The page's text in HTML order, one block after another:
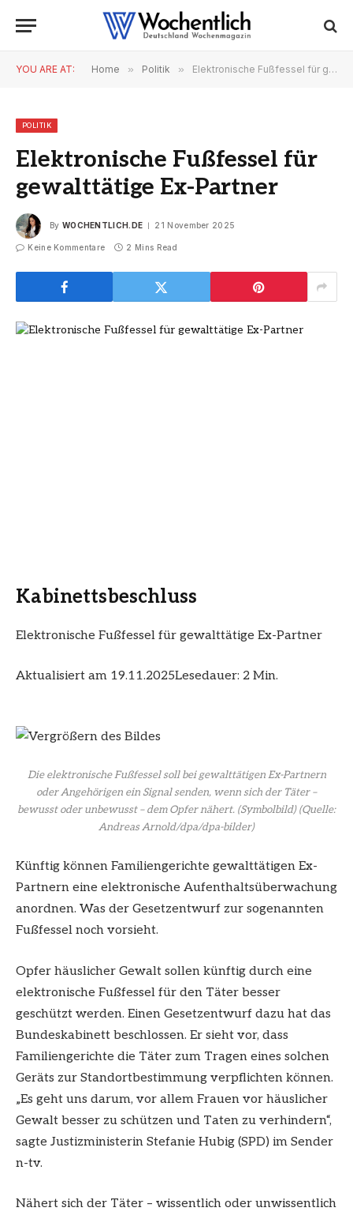
YOU ARE AT: Home » Politik » Elektronische Fußfessel für gewalttätige Ex-Partner
POLITIK
Elektronische Fußfessel für
gewalttätige Ex-Partner
By WOCHENTLICH.DE 21 November 2025
Keine Kommentare 2 Mins Read
Kabinettsbeschluss
Elektronische Fußfessel für gewalttätige Ex-Partner
Aktualisiert am 19.11.2025Lesedauer: 2 Min.
Die elektronische Fußfessel soll bei gewalttätigen Ex-Partnern
oder Angehörigen ein Signal senden, wenn sich der Täter –
bewusst oder unbewusst – dem Opfer nähert. (Symbolbild)(Quelle:
Andreas Arnold/dpa/dpa-bilder)
Künftig können Familiengerichte gewalttätigen Ex-
Partnern eine elektronische Aufenthaltsüberwachung
anordnen. Was der Gesetzentwurf zur sogenannten
Fußfessel noch vorsieht.
Opfer häuslicher Gewalt sollen künftig durch eine
elektronische Fußfessel für den Täter besser
geschützt werden. Einen Gesetzentwurf dazu hat das
Bundeskabinett beschlossen. Er sieht vor, dass
Familiengerichte die Täter zum Tragen eines solchen
Geräts zur Standortbestimmung verpflichten können.
„Es geht uns darum, vor allem Frauen vor häuslicher
Gewalt besser zu schützen und Taten zu verhindern“,
sagte Justizministerin Stefanie Hubig (SPD) im Sender
n-tv.
Nähert sich der Täter – wissentlich oder unwissentlich